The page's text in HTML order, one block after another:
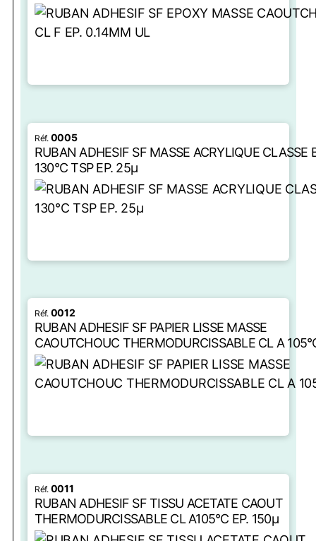
RUBAN ADHESIF SF MASSE ACRYLIQUE CLASSE
130°C TSP EP. 25µ
0005
RUBAN ADHESIF SF PAPIER LISSE MASSE
CAOUTCHOUC THERMODURCISSABLE CL A
0012
RUBAN ADHESIF SF TISSU ACETATE CAOUT
THERMODURCISSABLE CL A105°C EP. 150µ
0011